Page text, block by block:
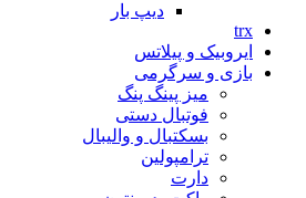
دیپ بار
trx
ایروبیک و پیلاتس
بازی و سرگرمی
میز پینگ پنگ
فوتبال دستی
بسکتبال و والیبال
ترامپولین
دارت